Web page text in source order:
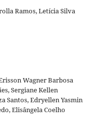
Ramos, Letícia Silva
Wagner Barbosa
Sergiane Kellen
Santos, Edryellen Yasmin
Elisângela Coelho